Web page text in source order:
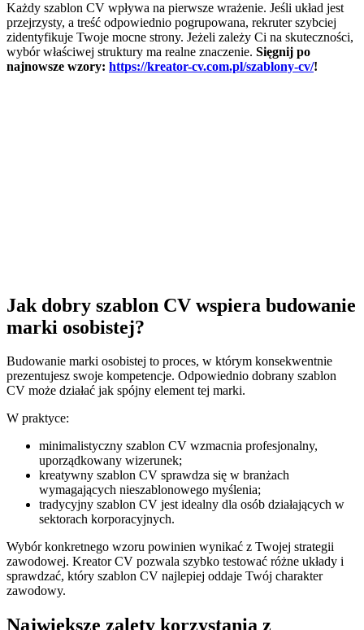
Każdy szablon CV wpływa na pierwsze wrażenie. Jeśli układ jest
przejrzysty, a treść odpowiednio pogrupowana, rekruter szybciej
zidentyfikuje Twoje mocne strony. Jeżeli zależy Ci na skuteczności,
wybór właściwej struktury ma realne znaczenie. Sięgnij po
najnowsze wzory: https://kreator-cv.com.pl/szablony-cv/!
Jak dobry szablon CV wspiera budowanie
marki osobistej?
Budowanie marki osobistej to proces, w którym konsekwentnie
prezentujesz swoje kompetencje. Odpowiednio dobrany szablon
CV może działać jak spójny element tej marki.
W praktyce:
minimalistyczny szablon CV wzmacnia profesjonalny,
uporządkowany wizerunek;
kreatywny szablon CV sprawdza się w branżach
wymagających nieszablonowego myślenia;
tradycyjny szablon CV jest idealny dla osób działających w
sektorach korporacyjnych.
Wybór konkretnego wzoru powinien wynikać z Twojej strategii
zawodowej. Kreator CV pozwala szybko testować różne układy i
sprawdzać, który szablon CV najlepiej oddaje Twój charakter
zawodowy.
Największe zalety korzystania z